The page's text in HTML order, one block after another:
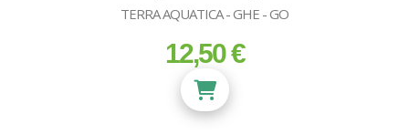
TERRA AQUATICA - GHE - GO
prix
12,50 €